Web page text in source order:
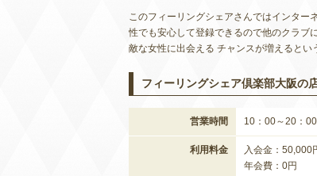
このフィーリングシェアさんではインタ
性でも安心して登録できるので他のクラブ
敵な女性に出会える チャンスが増えるとい
フィーリングシェア倶楽部大阪の
営業時間 10：00～20：00
利用料金
入会金：50,000
年会費：0円